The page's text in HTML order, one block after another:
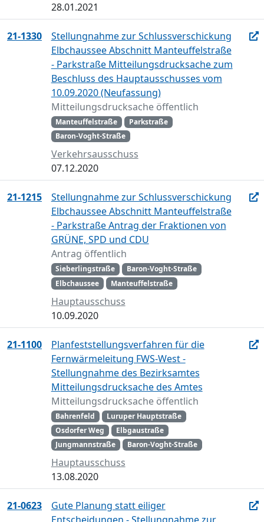
28.01.2021
21-1330
Stellungnahme zur Schlussverschickung
Elbchaussee Abschnitt Manteuffelstraße
- Parkstraße Mitteilungsdrucksache zum
Beschluss des Hauptausschusses vom
10.09.2020 (Neufassung)
Mitteilungsdrucksache öffentlich
Manteuffelstraße
Parkstraße
Baron-Voght-Straße
Verkehrsausschuss
07.12.2020
21-1215
Stellungnahme zur Schlussverschickung
Elbchaussee Abschnitt Manteuffelstraße
- Parkstraße Antrag der Fraktionen von
GRÜNE, SPD und CDU
Antrag öffentlich
Sieberlingstraße
Baron-Voght-Straße
Elbchaussee
Manteuffelstraße
Hauptausschuss
10.09.2020
21-1100
Planfeststellungsverfahren für die
Fernwärmeleitung FWS-West -
Stellungnahme des Bezirksamtes
Mitteilungsdrucksache des Amtes
Mitteilungsdrucksache öffentlich
Bahrenfeld
Luruper Hauptstraße
Osdorfer Weg
Elbgaustraße
Jungmannstraße
Baron-Voght-Straße
Hauptausschuss
13.08.2020
21-0623
Gute Planung statt eiliger